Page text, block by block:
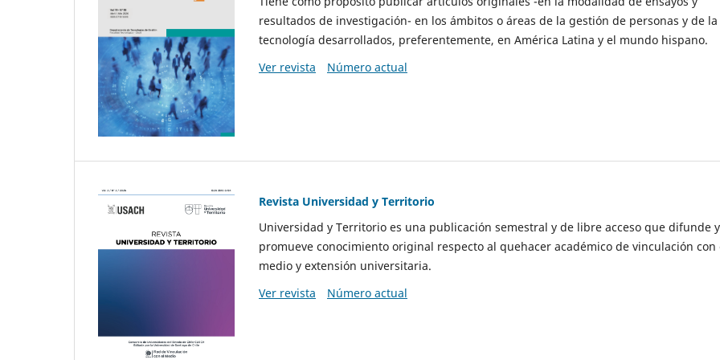
resultados de investigación- en los ámbitos o áreas de la gestión de personas y de la
tecnología desarrollados, preferentemente, en América Latina y el mundo hispano.
Ver revista
Número actual
Revista Universidad y Territorio
Universidad y Territorio es una publicación semestral y de libre acceso que difunde y
promueve conocimiento original respecto al quehacer académico de vinculación con
medio y extensión universitaria.
Ver revista
Número actual